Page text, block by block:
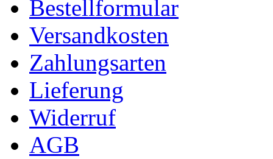
Bestellformular
Versandkosten
Zahlungsarten
Lieferung
Widerruf
AGB